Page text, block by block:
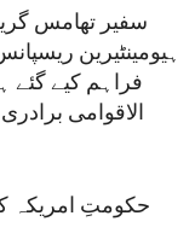
فراہم کیے گئے
الاقوامی
حکومتِ امریکہ